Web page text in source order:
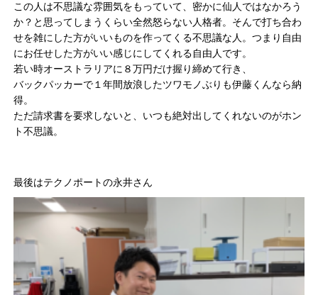
この人は不思議な雰囲気をもっていて、密かに仙人ではなかろう
か？と思ってしまうくらい全然怒らない人格者。そんで打ち合わ
せを雑にした方がいいものを作ってくる不思議な人。つまり自由
にお任せした方がいい感じにしてくれる自由人です。
若い時オーストラリアに８万円だけ握り締めて行き、
バックパッカーで１年間放浪したツワモノぶりも伊藤くんなら納
得。
ただ請求書を要求しないと、いつも絶対出してくれないのがホン
ト不思議。
最後はテクノポートの永井さん